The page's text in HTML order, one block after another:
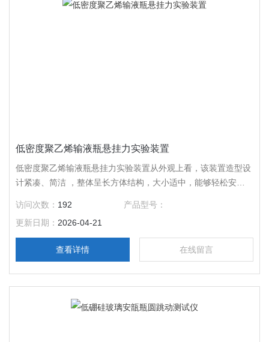
低密度聚乙烯输液瓶悬挂力实验装置
低密度聚乙烯输液瓶悬挂力实验装置从外观上看，该装置造型设
计紧凑、简洁 ，整体呈长方体结构，大小适中，能够轻松安置
松融入。
访问次数： 192
产品型号：
更新日期： 2026-04-21
查看详情 在线留言